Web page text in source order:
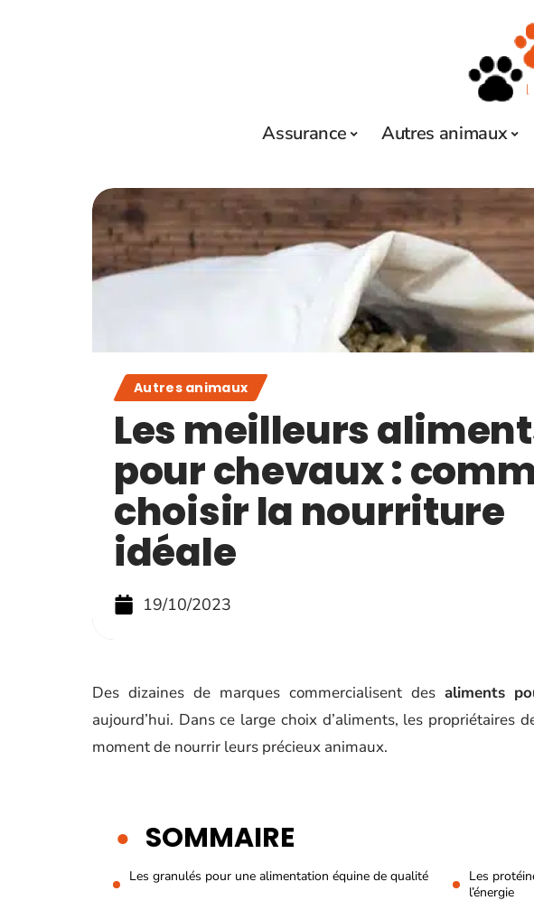
Assurance Autres animaux
Autres animaux
Les meilleurs
pour chevaux :
choisir la nourriture
idéale
19/10/2023
Des dizaines de marques commercialisent des aliments
aujourd’hui. Dans ce large choix d’aliments, les propriétaires
moment de nourrir leurs précieux animaux.
SOMMAIRE
Les granulés pour une alimentation équine de qualité
Les
l’énergie